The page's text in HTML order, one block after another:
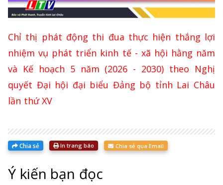
Chỉ thị phát động thi đua thực hiện thắng lợi
nhiệm vụ phát triển kinh tế - xã hội hằng năm
và Kế hoạch 5 năm (2026 - 2030) theo Nghị
quyết Đại hội đại biểu Đảng bộ tỉnh Lai Châu
lần thứ XV
Chia sẻ In trang báo Chia sẻ qua Email
Ý kiến bạn đọc